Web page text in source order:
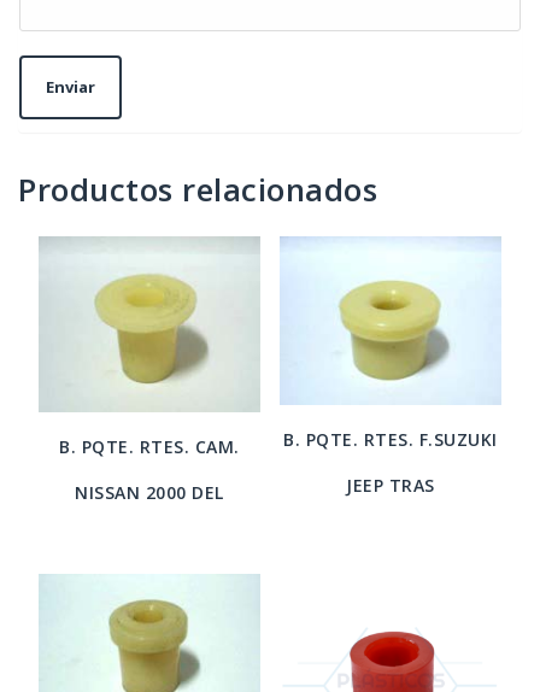
Productos relacionados
B. PQTE. RTES. CAM.
NISSAN 2000 DEL
B. PQTE. RTES. F.SUZUKI
JEEP TRAS